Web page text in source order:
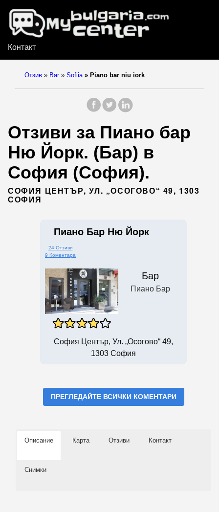
Контакт
Отзив » Bar » Sofiia » Piano bar niu iork
Отзиви за Пиано бар
Ню Йорк. (Бар) в
София (София).
СОФИЯ ЦЕНТЪР, УЛ. „ОСОГОВО“ 49, 1303
СОФИЯ
Пиано Бар Ню Йорк
24 Отзиви
9 Коментара
Бар
Пиано Бар
София Център, Ул. „Осогово“ 49,
1303 София
ПРЕГЛЕДАЙТЕ ВСИЧКИ КОМЕНТАРИ
Описание Карта Отзиви Контакт
Снимки